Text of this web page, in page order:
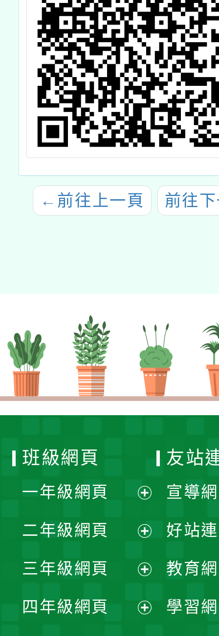
← 前往上一頁 前往
班級網頁
一年級網頁
開
選
單
二年級網頁
開
選
三年級網頁
開
四年級網頁
友站
宣導
好站
教育
學習